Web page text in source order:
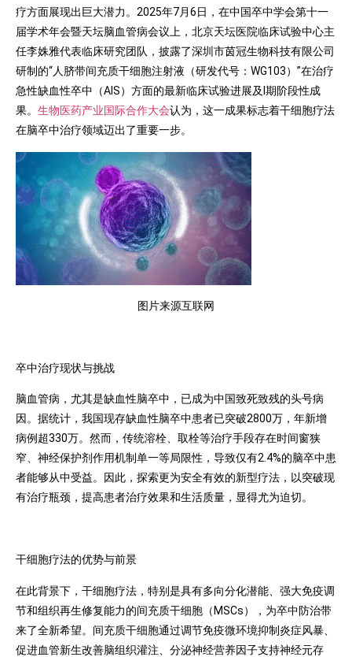
疗方面展现出巨大潜力。2025年7月6日，在中国卒中学会第十一
届学术年会暨天坛脑血管病会议上，北京天坛医院临床试验中心主
任李姝雅代表临床研究团队，披露了深圳市茵冠生物科技有限公司
研制的“人脐带间充质干细胞注射液（研发代号：WG103）”在治疗
急性缺血性卒中（AIS）方面的最新临床试验进展及Ⅰ期阶段性成
果。 生物医药产业国际合作大会认为，这一成果标志着干细胞疗法
在脑卒中治疗领域迈出了重要一步。
图片来源互联网
卒中治疗现状与挑战
脑血管病，尤其是缺血性脑卒中，已成为中国致死致残的头号病
因。据统计，我国现存缺血性脑卒中患者已突破2800万，年新增
病例超330万。然而，传统溶栓、取栓等治疗手段存在时间窗狭
窄、神经保护剂作用机制单一等局限性，导致仅有2.4%的脑卒中患
者能够从中受益。因此，探索更为安全有效的新型疗法，以突破现
有治疗瓶颈，提高患者治疗效果和生活质量，显得尤为迫切。
干细胞疗法的优势与前景
在此背景下，干细胞疗法，特别是具有多向分化潜能、强大免疫调
节和组织再生修复能力的间充质干细胞（MSCs），为卒中防治带
来了全新希望。间充质干细胞通过调节免疫微环境抑制炎症风暴、
促进血管新生改善脑组织灌注、分泌神经营养因子支持神经元存